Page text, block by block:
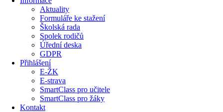
Aktuality
Formuláře ke stažení
Školská rada
Spolek rodičů
Úřední deska
GDPR
Přihlášení
E-ŽK
E-strava
SmartClass pro učitele
SmartClass pro žáky
Kontakt